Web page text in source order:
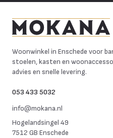
Woonwinkel in Enschede voor
stoelen, kasten en
advies en snelle levering.
053 433 5032
info@mokana.nl
Hogelandsingel 49
7512 GB Enschede